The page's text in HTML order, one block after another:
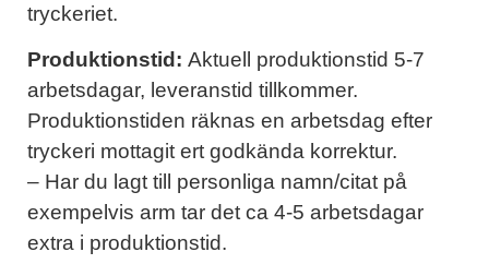
tryckeriet.
Produktionstid: Aktuell produktionstid 5-7
arbetsdagar, leveranstid tillkommer.
Produktionstiden räknas en arbetsdag efter
tryckeri mottagit ert godkända korrektur.
– Har du lagt till personliga namn/citat på
exempelvis arm tar det ca 4-5 arbetsdagar
extra i produktionstid.